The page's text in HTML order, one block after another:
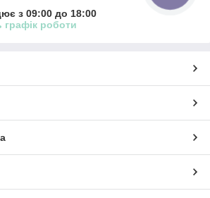
з 09:00 до 18:00
графік роботи